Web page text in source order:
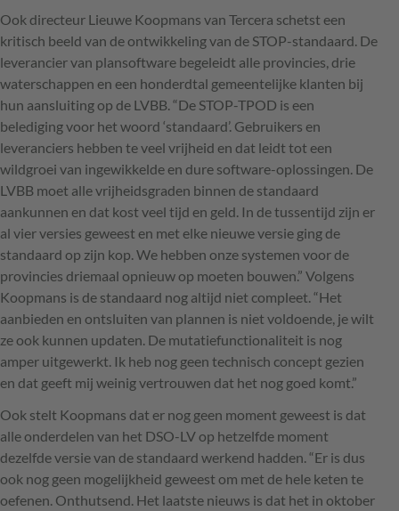
Ook directeur Lieuwe Koopmans van Tercera schetst een
kritisch beeld van de ontwikkeling van de STOP-standaard. De
leverancier van plansoftware begeleidt alle provincies, drie
waterschappen en een honderdtal gemeentelijke klanten bij
hun aansluiting op de LVBB . “De STOP-TPOD is een
belediging voor het woord ‘standaard’. Gebruikers en
leveranciers hebben te veel vrijheid en dat leidt tot een
wildgroei van ingewikkelde en dure software-oplossingen. De
LVBB moet alle vrijheidsgraden binnen de standaard
aankunnen en dat kost veel tijd en geld. In de tussentijd zijn er
al vier versies geweest en met elke nieuwe versie ging de
standaard op zijn kop. We hebben onze systemen voor de
provincies driemaal opnieuw op moeten bouwen.” Volgens
Koopmans is de standaard nog altijd niet compleet. “Het
aanbieden en ontsluiten van plannen is niet voldoende, je wilt
ze ook kunnen updaten. De mutatiefunctionaliteit is nog
amper uitgewerkt. Ik heb nog geen technisch concept gezien
en dat geeft mij weinig vertrouwen dat het nog goed komt.”
Ook stelt Koopmans dat er nog geen moment geweest is dat
alle onderdelen van het DSO-LV op hetzelfde moment
dezelfde versie van de standaard werkend hadden. “Er is dus
ook nog geen mogelijkheid geweest om met de hele keten te
oefenen. Onthutsend. Het laatste nieuws is dat het in oktober